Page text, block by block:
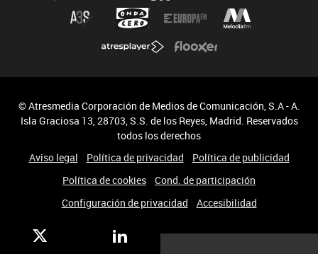
© Atresmedia Corporación de Medios de Comunicación, S.A - A.
Isla Graciosa 13, 28703, S.S. de los Reyes, Madrid. Reservados
todos los derechos
Aviso legal
Política de privacidad
Política de publicidad
Política de cookies
Cond. de participación
Configuración de privacidad
Accesibilidad